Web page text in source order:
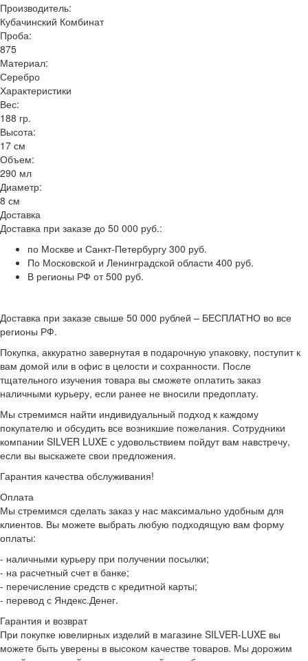
Производитель:
Кубачинский Комбинат
Проба:
875
Материал:
Серебро
Характеристики
Вес:
188 гр.
Высота:
17 см
Объем:
290 мл
Диаметр:
8 см
Доставка
Доставка при заказе до 50 000 руб.:
по Москве и Санкт-Петербургу 300 руб.
По Московской и Ленинградской области 400 руб.
В регионы РФ от 500 руб.
Доставка при заказе свыше 50 000 рублей – БЕСПЛАТНО во все
регионы РФ.
Покупка, аккуратно завернутая в подарочную упаковку, поступит к
вам домой или в офис в целости и сохранности. После
тщательного изучения товара вы сможете оплатить заказ
наличными курьеру, если ранее не вносили предоплату.
Мы стремимся найти индивидуальный подход к каждому
покупателю и обсудить все возникшие пожелания. Сотрудники
компании SILVER LUXE с удовольствием пойдут вам навстречу,
если вы выскажете свои предложения.
Гарантия качества обслуживания!
Оплата
Мы стремимся сделать заказ у нас максимально удобным для
клиентов. Вы можете выбрать любую подходящую вам форму
оплаты:
- наличными курьеру при получении посылки;
- на расчетный счет в банке;
- перечисление средств с кредитной карты;
- перевод с Яндекс.Денег.
Гарантия и возврат
При покупке ювелирных изделий в магазине SILVER-LUXE вы
можете быть уверены в высоком качестве товаров. Мы дорожим